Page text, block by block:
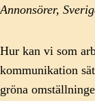
Annonsörer,
Hur kan vi som
kommunikation
gröna